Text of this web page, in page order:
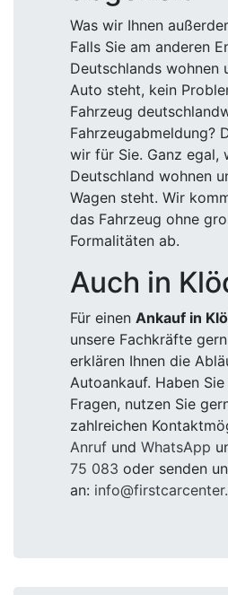
Was wir Ihnen
Falls Sie am anderen
Deutschlands wohnen
Auto steht, kein
Fahrzeug
Fahrzeugabmeldung?
wir für Sie. Ganz egal,
Deutschland wohnen
Wagen steht. Wir
das Fahrzeug ohne
Formalitäten ab.
Auch in
Für einen Ankauf in
unsere Fachkräfte
erklären Ihnen die
Autoankauf. Haben
Fragen, nutzen Sie
zahlreichen
Anruf und WhatsApp
75 083 oder senden
an: